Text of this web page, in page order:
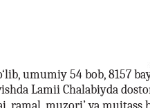
umumiy 54 bob, 8157
Lamii Chalabiyda